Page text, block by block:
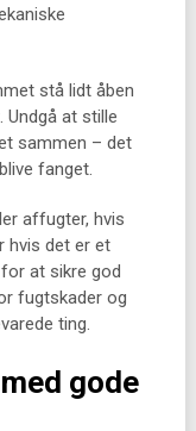
stå lidt åben
Undgå at stille
sammen – det
fanget.
affugter, hvis
hvis det er et
at sikre god
fugtskader og
ting.
gode